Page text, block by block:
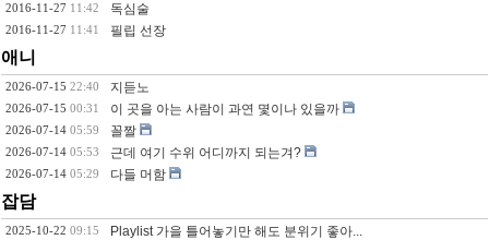
2016-11-27 11:42 독심술
2016-11-27 11:41 필립 선장
애니
2026-07-15 22:40 지듣노
2026-07-15 00:31 이 곳을 아는 사람이 과연 몇이나 있을까
2026-07-14 05:59 꼴짤
2026-07-14 05:53 근데 여기 수위 어디까지 되는겨?
2026-07-14 05:29 다들 머함
잡담
2025-10-22 09:15 Playlist 가을 틀어놓기만 해도 분위기 좋아...